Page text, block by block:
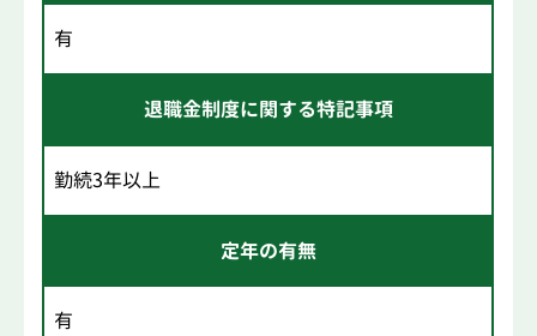
有
退職金制度に関する特記事項
勤続3年以上
定年の有無
有